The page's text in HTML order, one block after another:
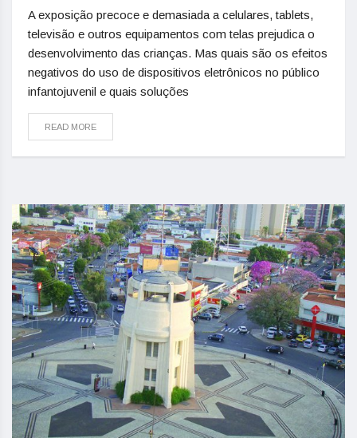
A exposição precoce e demasiada a celulares, tablets,
televisão e outros equipamentos com telas prejudica o
desenvolvimento das crianças. Mas quais são os efeitos
negativos do uso de dispositivos eletrônicos no público
infantojuvenil e quais soluções
READ MORE